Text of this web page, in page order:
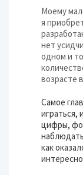
Моему
я
нет
одном и
возрасте
Самое
играться,
цифры,
как